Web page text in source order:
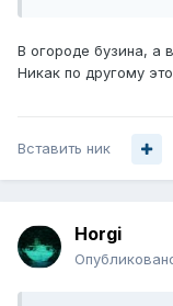
В огороде бузина, а
Никак по другому
Вставить ник
Horgi